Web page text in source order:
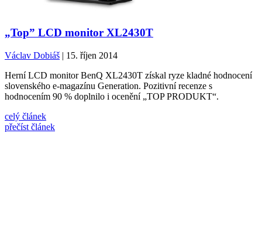
„Top” LCD monitor XL2430T
Václav Dobiáš | 15. říjen 2014
Herní LCD monitor BenQ XL2430T získal ryze kladné hodnocení
slovenského e-magazínu Generation. Pozitivní recenze s
hodnocením 90 % doplnilo i ocenění „TOP PRODUKT“.
celý článek
přečíst článek